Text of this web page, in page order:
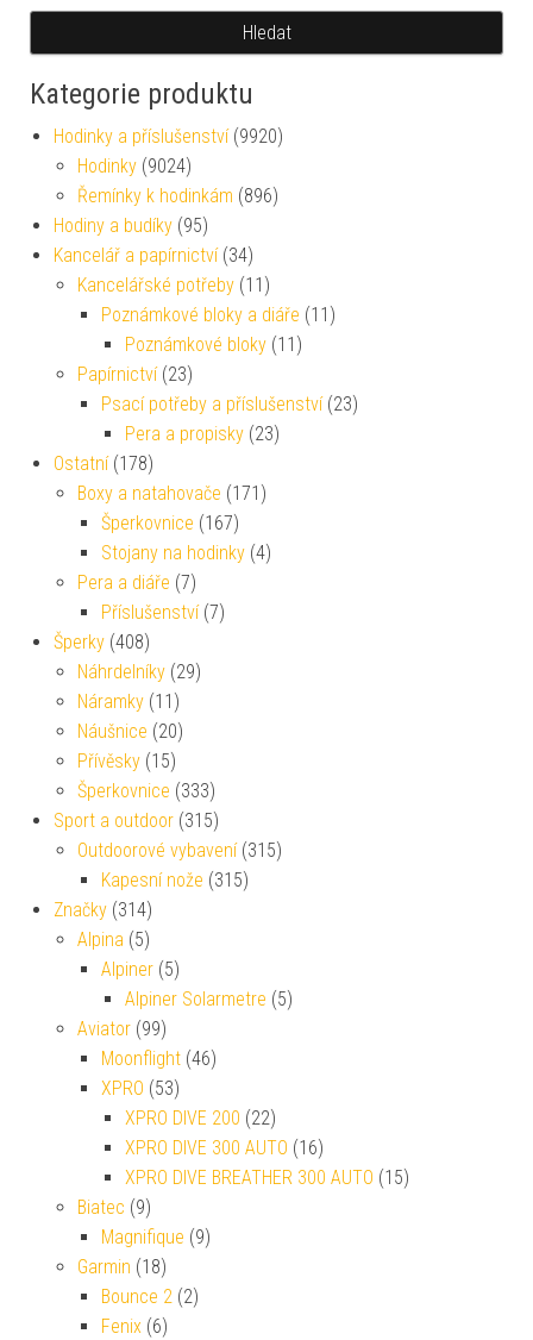
Hledat
Kategorie produktu
Hodinky a příslušenství (9920)
Hodinky (9024)
Řemínky k hodinkám (896)
Hodiny a budíky (95)
Kancelář a papírnictví (34)
Kancelářské potřeby (11)
Poznámkové bloky a diáře (11)
Poznámkové bloky (11)
Papírnictví (23)
Psací potřeby a příslušenství (23)
Pera a propisky (23)
Ostatní (178)
Boxy a natahovače (171)
Šperkovnice (167)
Stojany na hodinky (4)
Pera a diáře (7)
Příslušenství (7)
Šperky (408)
Náhrdelníky (29)
Náramky (11)
Náušnice (20)
Přívěsky (15)
Šperkovnice (333)
Sport a outdoor (315)
Outdoorové vybavení (315)
Kapesní nože (315)
Značky (314)
Alpina (5)
Alpiner (5)
Alpiner Solarmetre (5)
Aviator (99)
Moonflight (46)
XPRO (53)
XPRO DIVE 200 (22)
XPRO DIVE 300 AUTO (16)
XPRO DIVE BREATHER 300 AUTO (15)
Biatec (9)
Magnifique (9)
Garmin (18)
Bounce 2 (2)
Fenix (6)